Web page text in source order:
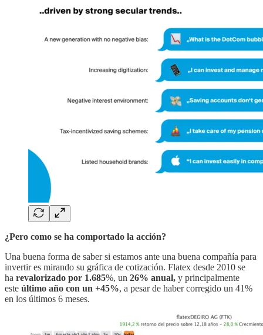
¿Pero como se ha comportado la acción?
Una buena forma de saber si estamos ante una buena compañía para
invertir es mirando su gráfica de cotización. Flatex desde 2010 se
ha revalorizado por 1.685%, un 26% anual, y principalmente
este último año con un +45%, a pesar de haber corregido un 41%
en los últimos 6 meses.